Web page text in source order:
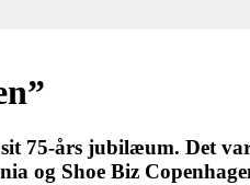
75-års jubilæum. Det
og Shoe Biz